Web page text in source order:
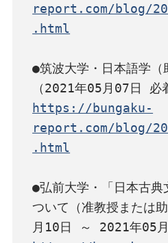
report.com/blog/
.html
●筑波大学・日本語学（
https://bungaku-
report.com/blog/
.html
●弘前大学・「日本古典
ついて（准教授または